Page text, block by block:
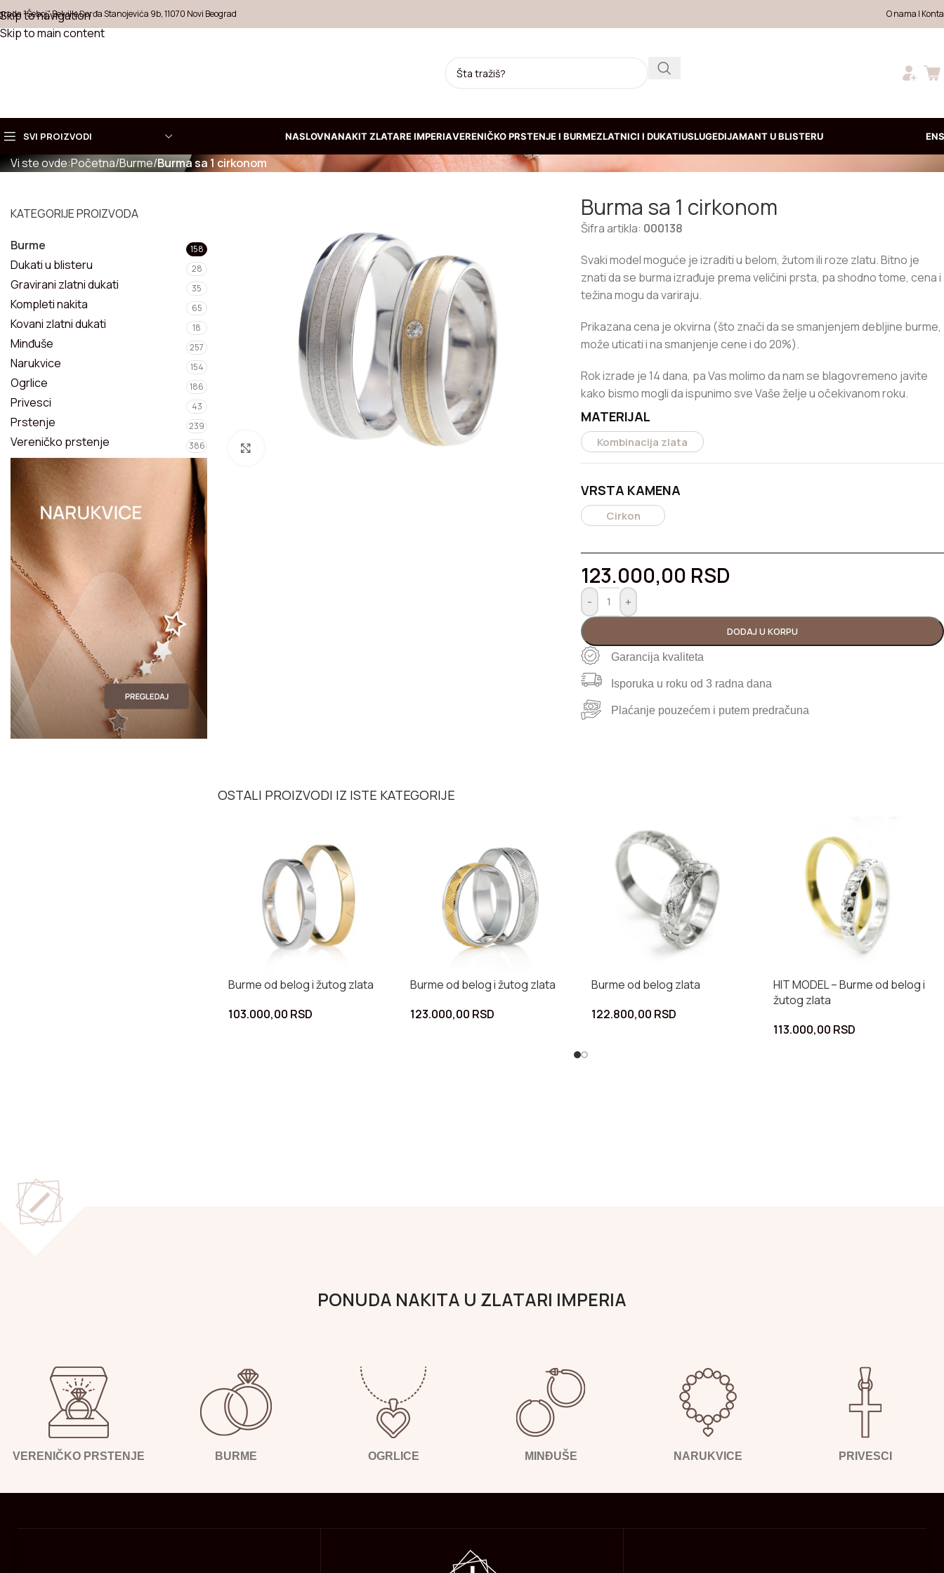
Skip to navigation
Skip to main content
"Šeboj", Belville Đorđa Stanojevića 9b, 11070 Novi Beograd O nama |
SVI PROIZVODI
Ogrlice
Prstenje
Minđuše
Privesci
Narukvice
Kompleti nakita
192.300,00RSD
Kruta narukvica od belog
zlata
158.650,00
RSD
Kruta klin narukvica od zlata
162.000,00
RSD
NASLOVNANAKIT ZLATARE IMPERIAVERENIČKO PRSTENJE I BURMEZLATNICI I DUKATIUSLUGEDIJAMANT U BLISTERU EN
BURMA SA 1 CIRKONOM
Vi ste ovde:Početna/Burme/Burma sa 1 cirkonom
KATEGORIJE PROIZVODA
Burme 158
Dukati u blisteru 28
Gravirani zlatni dukati 35
Kompleti nakita 65
Kovani zlatni dukati 18
Minđuše 257
Narukvice 154
Ogrlice 186
Privesci 43
Prstenje 239
Vereničko prstenje 386
Burma sa 1 cirkonom
Šifra artikla: 000138
Svaki model moguće je izraditi u belom, žutom ili roze zlatu. Bitno je
znati da se burma izrađuje prema veličini prsta, pa shodno tome, cena i
težina mogu da variraju.
Prikazana cena je okvirna (što znači da se smanjenjem debljine burme,
može uticati i na smanjenje cene i do 20%).
Rok izrade je 14 dana, pa Vas molimo da nam se blagovremeno javite
kako bismo mogli da ispunimo sve Vaše želje u očekivanom roku.
MATERIJAL
Kombinacija zlata
VRSTA KAMENA
Cirkon
123.000,00 RSD
- +
DODAJ U KORPU
Garancija kvaliteta
Isporuka u roku od 3 radna dana
Plaćanje pouzećem i putem predračuna
OSTALI PROIZVODI IZ ISTE KATEGORIJE
Burme od belog i žutog zlata
103.000,00 RSD
Burme od belog i žutog zlata
123.000,00 RSD
Burme od belog zlata
122.800,00 RSD
HIT MODEL – Burme od belog i
žutog zlata
113.000,00 RSD
PONUDA NAKITA U ZLATARI IMPERIA
VERENIČKO PRSTENJE BURME OGRLICE MINĐUŠE NARUKVICE PRIVESCI